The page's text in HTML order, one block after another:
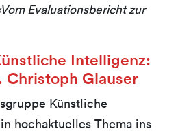
Evaluationsbericht zur
Intelligenz:
Glauser
Künstliche
hochaktuelles Thema ins